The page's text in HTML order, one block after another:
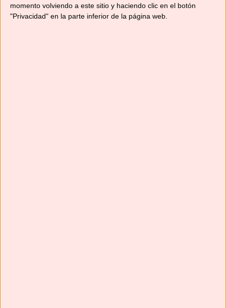
momento volviendo a este sitio y haciendo clic en el botón
"Privacidad" en la parte inferior de la página web.
Categorías